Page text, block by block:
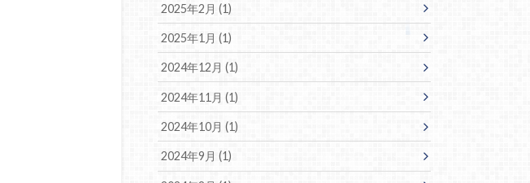
2025年2月 (1)
2025年1月 (1)
2024年12月 (1)
2024年11月 (1)
2024年10月 (1)
2024年9月 (1)